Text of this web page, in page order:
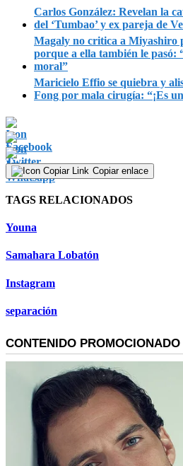
Carlos González: Revelan la
del ‘Tumbao’ y ex pareja de
Magaly no critica a
porque a ella también le pasó:
moral”
Maricielo Effio se quiebra y
Fong por mala cirugía: “¡Es
Copiar enlace
TAGS RELACIONADOS
Youna
Samahara Lobatón
Instagram
separación